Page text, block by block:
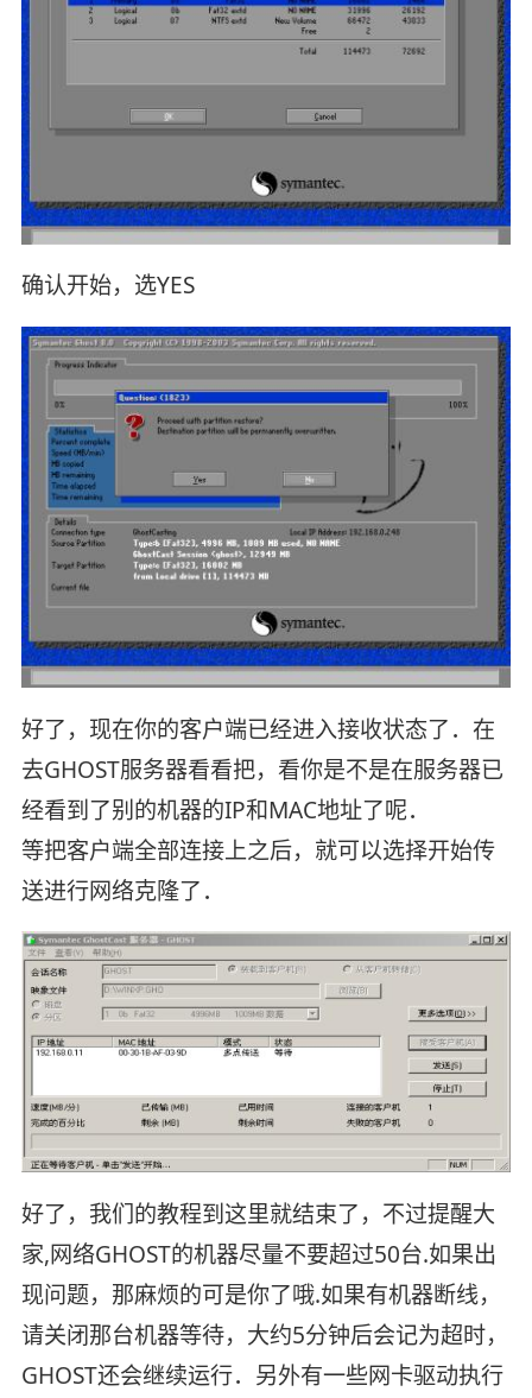
确认开始，选YES
好了，现在你的客户端已经进入接收状态了．在
去GHOST服务器看看把，看你是不是在服务器已
经看到了别的机器的IP和MAC地址了呢．
等把客户端全部连接上之后，就可以选择开始传
送进行网络克隆了．
好了，我们的教程到这里就结束了，不过提醒大
家,网络GHOST的机器尽量不要超过50台.如果出
现问题，那麻烦的可是你了哦.如果有机器断线，
请关闭那台机器等待，大约5分钟后会记为超时，
GHOST还会继续运行．另外有一些网卡驱动执行